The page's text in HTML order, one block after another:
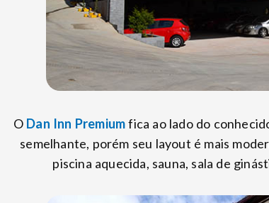
O Dan Inn Premiumfica ao lado do
semelhante, porém seu layout é mais
piscina aquecida, sauna, sala de